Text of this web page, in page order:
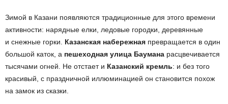
Зимой в Казани появляются традиционные для этого времени
активности: нарядные елки, ледовые городки, деревянные
и снежные горки. Казанская набережная превращается в один
большой каток, а пешеходная улица Баумана расцвечивается
тысячами огней. Не отстает и Казанский кремль: и без того
красивый, с праздничной иллюминацией он становится похож
на замок из сказки.